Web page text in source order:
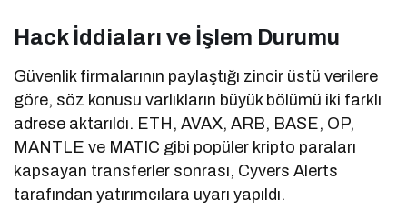
Hack İddiaları ve İşlem Durumu
Güvenlik firmalarının paylaştığı zincir üstü verilere
göre, söz konusu varlıkların büyük bölümü iki farklı
adrese aktarıldı. ETH, AVAX, ARB, BASE, OP,
MANTLE ve MATIC gibi popüler kripto paraları
kapsayan transferler sonrası, Cyvers Alerts
tarafından yatırımcılara uyarı yapıldı.